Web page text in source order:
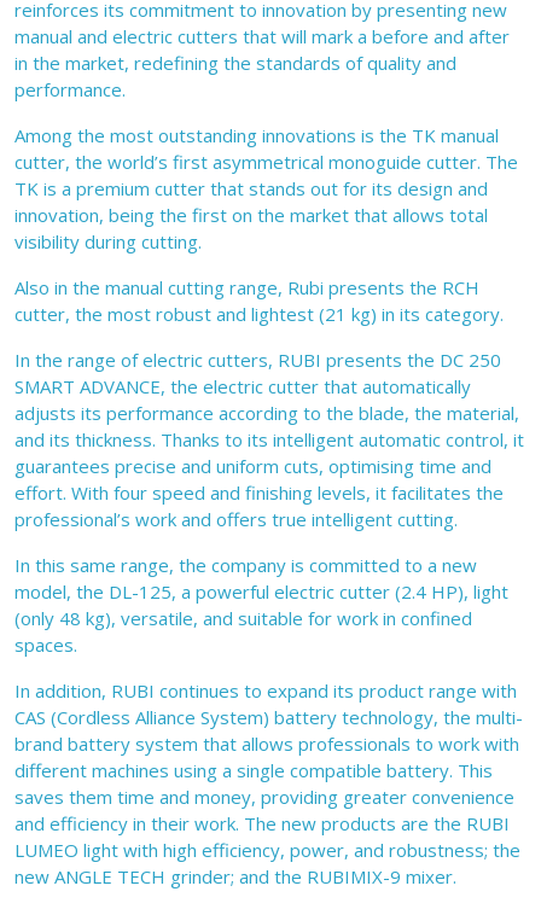
reinforces its commitment to innovation by presenting new
manual and electric cutters that will mark a before and after
in the market, redefining the standards of quality and
performance.
Among the most outstanding innovations is the TK manual
cutter, the world’s first asymmetrical monoguide cutter. The
TK is a premium cutter that stands out for its design and
innovation, being the first on the market that allows total
visibility during cutting.
Also in the manual cutting range, Rubi presents the RCH
cutter, the most robust and lightest (21 kg) in its category.
In the range of electric cutters, RUBI presents the DC 250
SMART ADVANCE, the electric cutter that automatically
adjusts its performance according to the blade, the material,
and its thickness. Thanks to its intelligent automatic control, it
guarantees precise and uniform cuts, optimising time and
effort. With four speed and finishing levels, it facilitates the
professional’s work and offers true intelligent cutting.
In this same range, the company is committed to a new
model, the DL-125, a powerful electric cutter (2.4 HP), light
(only 48 kg), versatile, and suitable for work in confined
spaces.
In addition, RUBI continues to expand its product range with
CAS (Cordless Alliance System) battery technology, the multi-
brand battery system that allows professionals to work with
different machines using a single compatible battery. This
saves them time and money, providing greater convenience
and efficiency in their work. The new products are the RUBI
LUMEO light with high efficiency, power, and robustness; the
new ANGLE TECH grinder; and the RUBIMIX-9 mixer.